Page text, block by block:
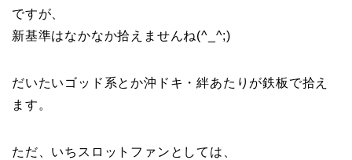
ですが、
新基準はなかなか拾えませんね(^_^;)
だいたいゴッド系とか沖ドキ・絆あたりが鉄板で拾え
ます。
ただ、いちスロットファンとしては、